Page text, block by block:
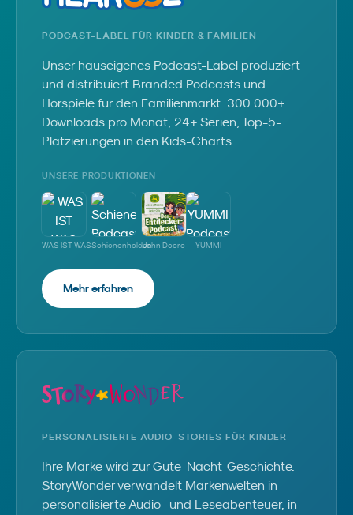
PODCAST-LABEL FÜR KINDER & FAMILIEN
Unser hauseigenes Podcast-Label produziert
und distribuiert Branded Podcasts und
Hörspiele für den Familienmarkt. 300.000+
Downloads pro Monat, 24+ Serien, Top-5-
Platzierungen in den Kids-Charts.
UNSERE PRODUKTIONEN
WAS IST WASSchienenheldenJohn Deere YUMMI
Mehr erfahren
PERSONALISIERTE AUDIO-STORIES FÜR KINDER
Ihre Marke wird zur Gute-Nacht-Geschichte.
StoryWonder verwandelt Markenwelten in
personalisierte Audio- und Leseabenteuer, in